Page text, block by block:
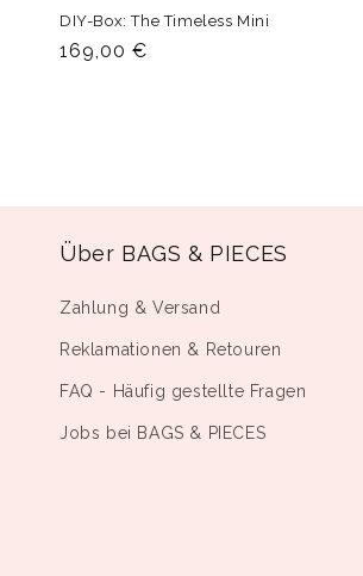
DIY-Box: The Timeless Mini
Normaler
169,00 €
Über BAGS & PIECES
Zahlung & Versand
Reklamationen & Retouren
FAQ - Häufig gestellte Fragen
Jobs bei BAGS & PIECES